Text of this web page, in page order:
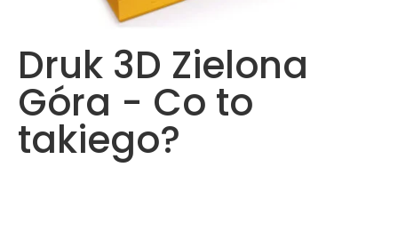
Druk 3D Zielona
Góra - Co to
takiego?